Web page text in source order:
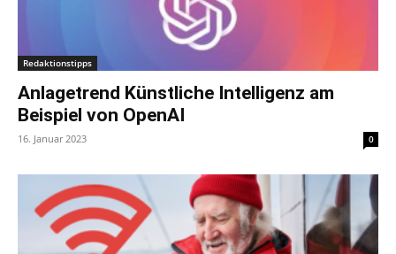
Redaktionstipps
Anlagetrend Künstliche Intelligenz am
Beispiel von OpenAI
16. Januar 2023 0